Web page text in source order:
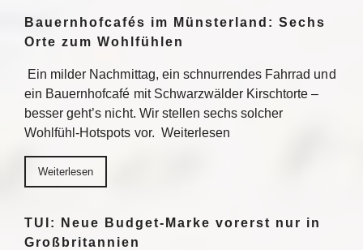
Bauernhofcafés im Münsterland: Sechs
Orte zum Wohlfühlen
Ein milder Nachmittag, ein schnurrendes Fahrrad und
ein Bauernhofcafé mit Schwarzwälder Kirschtorte –
besser geht’s nicht. Wir stellen sechs solcher
Wohlfühl-Hotspots vor. Weiterlesen
Weiterlesen
TUI: Neue Budget-Marke vorerst nur in
Großbritannien